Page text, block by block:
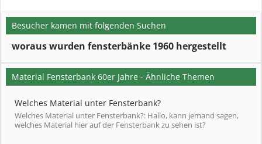
Besucher kamen mit folgenden Suchen
woraus wurden fensterbänke 1960 hergestellt
Material Fensterbank 60er Jahre - Ähnliche Themen
Welches Material unter Fensterbank?
Welches Material unter Fensterbank?: Hallo, kann jemand sagen,
welches Material hier auf der Fensterbank zu sehen ist?